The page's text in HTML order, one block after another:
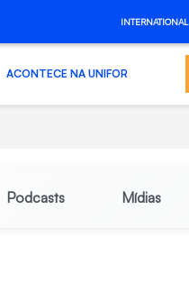
INTERNATIONAL
ACONTECE NA UNIFOR
Podcasts Mídias